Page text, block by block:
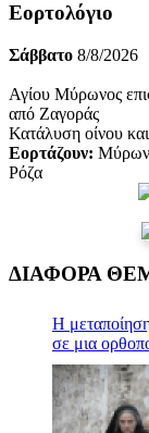
Εορτολόγιο
Σάββατο 8/8/2026
Αγίου Μύρωνος
από Ζαγοράς
Κατάλυση οίνου
Εορτάζουν: Μύρων
Ρόζα
ΔΙΑΦΟΡΑ
Η
σε μια